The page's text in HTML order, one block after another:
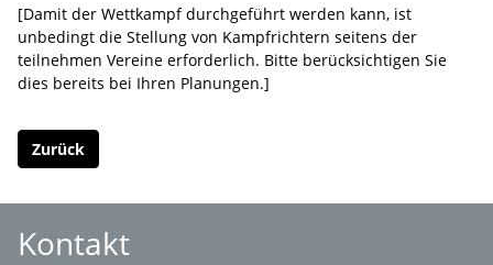
[Damit der Wettkampf durchgeführt werden kann, ist
unbedingt die Stellung von Kampfrichtern seitens der
teilnehmen Vereine erforderlich. Bitte berücksichtigen Sie
dies bereits bei Ihren Planungen.]
Zurück
Kontakt